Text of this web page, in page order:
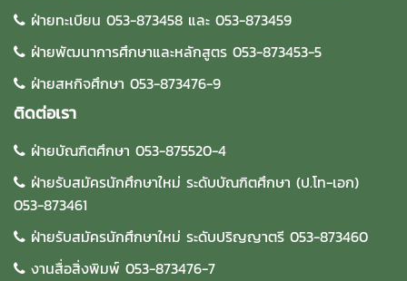
ฝ่ายทะเบียน 053-873458 และ 053-873459
ฝ่ายพัฒนาการศึกษาและหลักสูตร 053-873453-5
ฝ่ายสหกิจศึกษา 053-873476-9
ติดต่อเรา
ฝ่ายบัณฑิตศึกษา 053-875520-4
ฝ่ายรับสมัครนักศึกษาใหม่ ระดับบัณฑิตศึกษา (ป.โท-เอก)
053-873461
ฝ่ายรับสมัครนักศึกษาใหม่ ระดับปริญญาตรี 053-873460
งานสื่อสิ่งพิมพ์ 053-873476-7